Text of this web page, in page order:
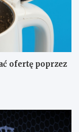
ofertę poprzez